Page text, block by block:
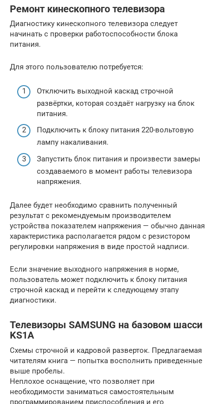
Ремонт кинескопного телевизора
Диагностику кинескопного телевизора следует
начинать с проверки работоспособности блока
питания.
Для этого пользователю потребуется:
Отключить выходной каскад строчной
развёртки, которая создаёт нагрузку на блок
питания.
Подключить к блоку питания 220-вольтовую
лампу накаливания.
Запустить блок питания и произвести замеры
создаваемого в момент работы телевизора
напряжения.
Далее будет необходимо сравнить полученный
результат с рекомендуемым производителем
устройства показателем напряжения — обычно данная
характеристика располагается рядом с резистором
регулировки напряжения в виде простой надписи.
Если значение выходного напряжения в норме,
пользователь может подключить к блоку питания
строчной каскад и перейти к следующему этапу
диагностики.
Телевизоры SAMSUNG на базовом шасси
KS1A
Схемы строчной и кадровой разверток. Предлагаемая
читателям книга — попытка восполнить приведенные
выше пробелы.
Неплохое оснащение, что позволяет при
необходимости заниматься самостоятельным
программированием приспособления и его